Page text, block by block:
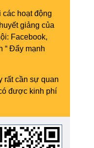
các hoạt động
giảng của
Facebook,
“ Đẩy mạnh
rất cần sự quan
được kinh phí